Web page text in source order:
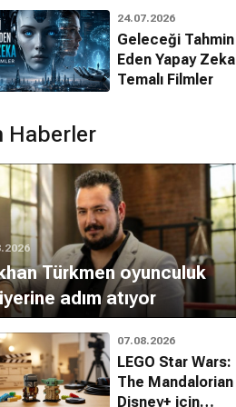
Pitoëff
Ryan Hilliard
Filmleri
24.07.2026
Geleceği Tahmin
Eden Yapay Zeka
Temalı Filmler
Haberler
Türkmen oyunculuk
adım atıyor
07.08.2026
LEGO Star Wars:
The Mandalorian
Disney+ için